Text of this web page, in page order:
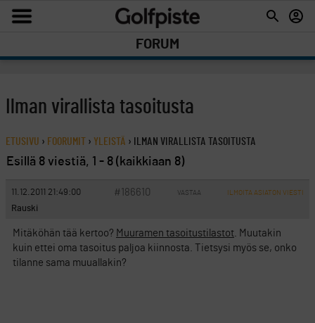
FORUM
Ilman virallista tasoitusta
ETUSIVU › FOORUMIT › YLEISTÄ › ILMAN VIRALLISTA TASOITUSTA
Esillä 8 viestiä, 1 - 8 (kaikkiaan 8)
11.12.2011 21:49:00 #186610 VASTAA ILMOITA ASIATON VIESTI
Rauski
Mitäköhän tää kertoo? Muuramen tasoitustilastot. Muutakin
kuin ettei oma tasoitus paljoa kiinnosta. Tietsysi myös se, onko
tilanne sama muuallakin?